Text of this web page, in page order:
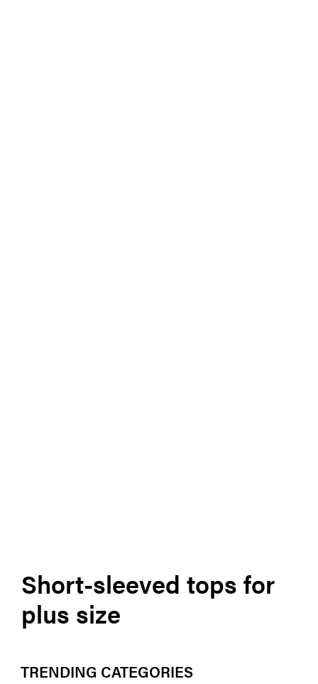
Short-sleeved tops for
plus size
TRENDING CATEGORIES